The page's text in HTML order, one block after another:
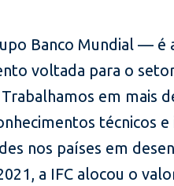
Banco Mundial — é
voltada para o
em mais
técnicos
nos países em
a IFC alocou o